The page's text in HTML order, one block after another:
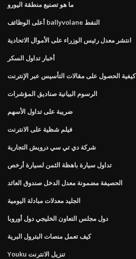
ما هو تصنيع منطقة اليورو
أعلى الوظائف ballyvolane النفط
انتشر معدل رئيس الوزراء على الأموال الاتحادية
أخبار تداول السكر
كيفية الحصول على مقالات التأسيس عبر الإنترنت
الرسوم البيانية صناديق المؤشرات
ضريبة على تداول الأسهم
فيلم شظية على الانترنت
شركة دي تي سي درويش التجارية
تداول سيارة باهظة الثمن لسيارة أرخص
الحصيفة مضمونة معدل الدخل صندوق العائد
الجليد معدلات مبادلة اليومية
دول مجلس التعاون الخليجي دول أوروبا
كيف تعمل منصات البترول البرية
Youku تنزيل الانترنت